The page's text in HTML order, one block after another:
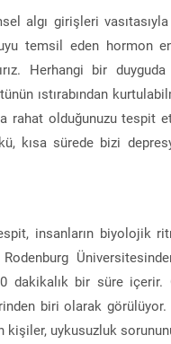
algı girişleri
temsil eden hormon
Herhangi bir duyguda
ıstırabından
olduğunuzu tespit
kısa sürede bizi
insanların biyolojik
dakikalık bir süre
biri olarak
uykusuzluk